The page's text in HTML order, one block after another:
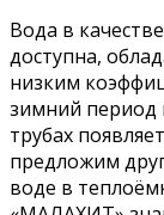
Вода в
доступна,
низким
зимний период
трубах
предложим
воде в